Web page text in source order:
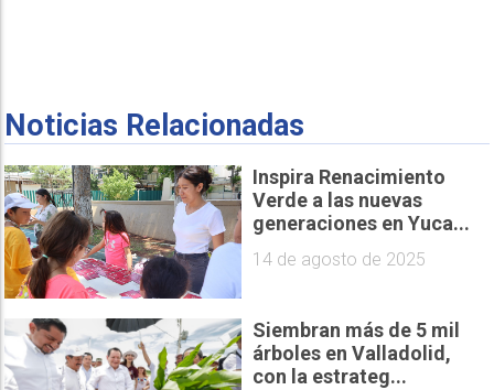
Noticias Relacionadas
Inspira Renacimiento
Verde a las nuevas
generaciones en Yuca...
14 de agosto de 2025
Siembran más de 5 mil
árboles en Valladolid,
con la estrateg...